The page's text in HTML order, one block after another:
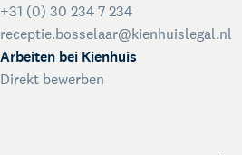
+31 (0) 30 234 7 234
receptie.bosselaar@kienhuislegal.nl
Arbeiten bei Kienhuis
Direkt bewerben